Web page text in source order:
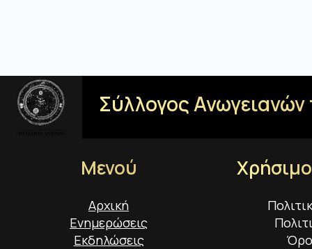
Σύλλογος
Μενού
Αρχική
Ενημερώσεις
Εκδηλώσεις